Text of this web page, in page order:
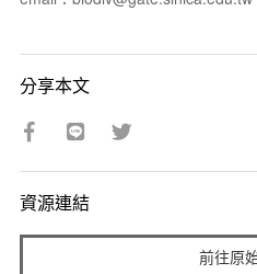
分享本文
資源連結
前往原